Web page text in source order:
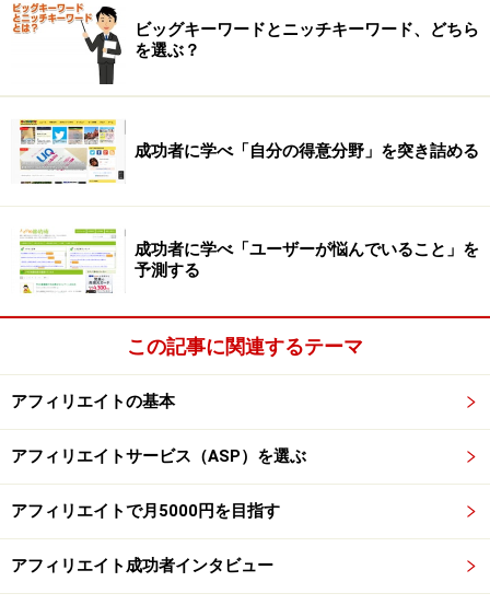
ビッグキーワードとニッチキーワード、どちら
を選ぶ？
成功者に学べ「自分の得意分野」を突き詰める
成功者に学べ「ユーザーが悩んでいること」を
予測する
この記事に関連するテーマ
アフィリエイトの基本
アフィリエイトサービス（ASP）を選ぶ
アフィリエイトで月5000円を目指す
アフィリエイト成功者インタビュー